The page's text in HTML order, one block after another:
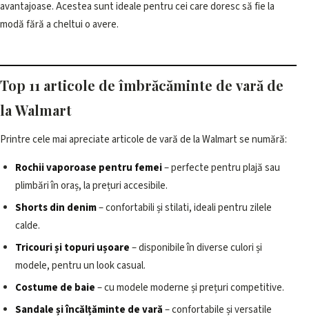
avantajoase. Acestea sunt ideale pentru cei care doresc să fie la
modă fără a cheltui o avere.
Top 11 articole de îmbrăcăminte de vară de
la Walmart
Printre cele mai apreciate articole de vară de la Walmart se numără:
Rochii vaporoase pentru femei– perfecte pentru plajă sau
plimbări în oraș, la prețuri accesibile.
Shorts din denim– confortabili și stilati, ideali pentru zilele
calde.
Tricouri și topuri ușoare– disponibile în diverse culori și
modele, pentru un look casual.
Costume de baie– cu modele moderne și prețuri competitive.
Sandale și încălțăminte de vară– confortabile și versatile